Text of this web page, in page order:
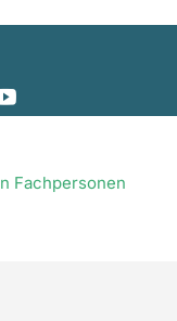
Fachpersonen